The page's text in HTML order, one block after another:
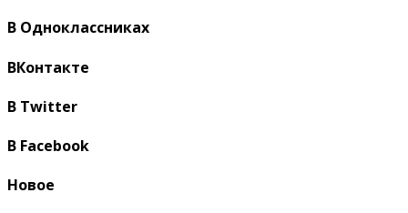
В Одноклассниках
ВКонтакте
В Twitter
В Facebook
Новое